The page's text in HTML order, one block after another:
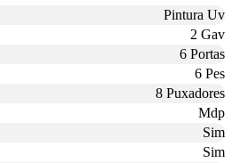
Pintura Uv
2 Gav
6 Portas
6 Pes
8 Puxadores
Mdp
Sim
Sim